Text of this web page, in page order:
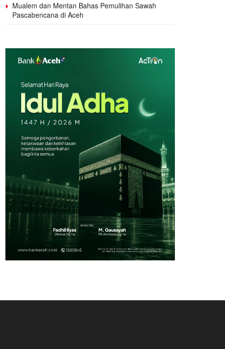
Mualem dan Mentan Bahas Pemulihan Sawah
Pascabencana di Aceh